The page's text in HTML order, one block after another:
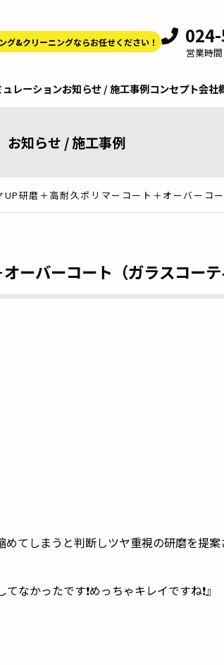
グ&クリーニングならお任せください！
営業時
レーションお知らせ / 施工事例コンセプト会社
お知らせ / 施工事例
研磨＋高耐久ポリマーコート＋オーバーコ
ーバーコート（ガラスコーテ
てしまうと判断しツヤ重視の研磨を提案
かったです❗️めっちゃキレイですね❗️』